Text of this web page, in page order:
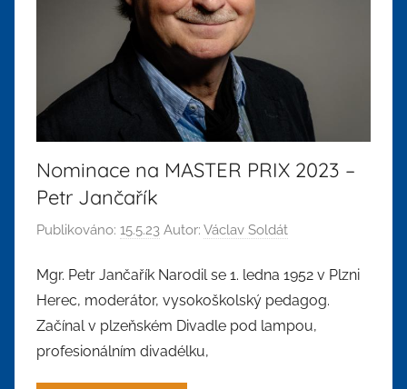
Nominace na MASTER PRIX 2023 –
Petr Jančařík
Publikováno: 15.5.23 Autor: Václav Soldát
Mgr. Petr Jančařík Narodil se 1. ledna 1952 v Plzni
Herec, moderátor, vysokoškolský pedagog.
Začínal v plzeňském Divadle pod lampou,
profesionálním divadélku,